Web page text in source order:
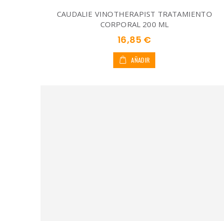
CAUDALIE VINOTHERAPIST TRATAMIENTO
CORPORAL 200 ML
16,85 €
AÑADIR